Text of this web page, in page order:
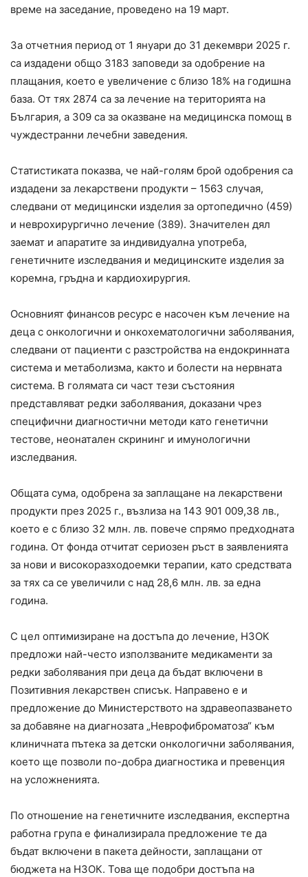
време на заседание, проведено на 19 март.
За отчетния период от 1 януари до 31 декември 2025 г.
са издадени общо 3183 заповеди за одобрение на
плащания, което е увеличение с близо 18% на годишна
база. От тях 2874 са за лечение на територията на
България, а 309 са за оказване на медицинска помощ в
чуждестранни лечебни заведения.
Статистиката показва, че най-голям брой одобрения са
издадени за лекарствени продукти – 1563 случая,
следвани от медицински изделия за ортопедично (459)
и неврохирургично лечение (389). Значителен дял
заемат и апаратите за индивидуална употреба,
генетичните изследвания и медицинските изделия за
коремна, гръдна и кардиохирургия.
Основният финансов ресурс е насочен към лечение на
деца с онкологични и онкохематологични заболявания,
следвани от пациенти с разстройства на ендокринната
система и метаболизма, както и болести на нервната
система. В голямата си част тези състояния
представляват редки заболявания, доказани чрез
специфични диагностични методи като генетични
тестове, неонатален скрининг и имунологични
изследвания.
Общата сума, одобрена за заплащане на лекарствени
продукти през 2025 г., възлиза на 143 901 009,38 лв.,
което е с близо 32 млн. лв. повече спрямо предходната
година. От фонда отчитат сериозен ръст в заявленията
за нови и високоразходоемки терапии, като средствата
за тях са се увеличили с над 28,6 млн. лв. за една
година.
С цел оптимизиране на достъпа до лечение, НЗОК
предложи най-често използваните медикаменти за
редки заболявания при деца да бъдат включени в
Позитивния лекарствен списък. Направено е и
предложение до Министерството на здравеопазването
за добавяне на диагнозата „Неврофиброматоза“ към
клиничната пътека за детски онкологични заболявания,
което ще позволи по-добра диагностика и превенция
на усложненията.
По отношение на генетичните изследвания, експертна
работна група е финализирала предложение те да
бъдат включени в пакета дейности, заплащани от
бюджета на НЗОК. Това ще подобри достъпа на